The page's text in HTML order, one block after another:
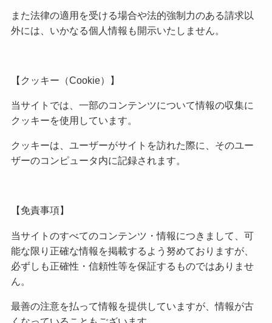
また法律の適用を受ける場合や法的強制力のある請求以
外には、いかなる個人情報も開示いたしません。
【クッキー（Cookie）】
当サイトでは、一部のコンテンツについて情報の収集に
クッキーを使用しています。
クッキーは、ユーザーがサイトを訪れた際に、そのユー
ザーのコンピュータ内に記録されます。
【免責事項】
当サイトのすべてのコンテンツ・情報につきまして、可
能な限り正確な情報を掲載するよう努めておりますが、
必ずしも正確性・信頼性等を保証するものではありませ
ん。
最善の注意を払って情報を提供していますが、情報が古